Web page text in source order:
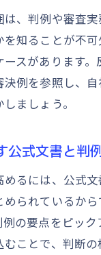
、判例や審査
知ることが不
スがあります
決例を参照し、
ましょう。
公式文書と判
るには、公式
られているか
の要点をピッ
ことで、判断